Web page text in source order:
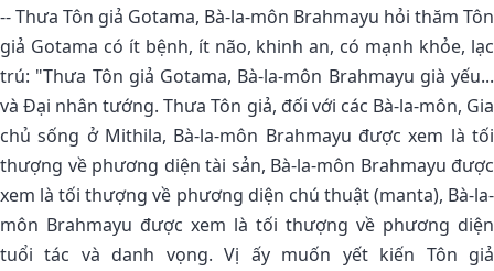
-- Thưa Tôn giả Gotama, Bà-la-môn Brahmayu hỏi thăm Tôn
giả Gotama có ít bệnh, ít não, khinh an, có mạnh khỏe, lạc
trú: "Thưa Tôn giả Gotama, Bà-la-môn Brahmayu già yếu...
và Ðại nhân tướng. Thưa Tôn giả, đối với các Bà-la-môn, Gia
chủ sống ở Mithila, Bà-la-môn Brahmayu được xem là tối
thượng về phương diện tài sản, Bà-la-môn Brahmayu được
xem là tối thượng về phương diện chú thuật (manta), Bà-la-
môn Brahmayu được xem là tối thượng về phương diện
tuổi tác và danh vọng. Vị ấy muốn yết kiến Tôn giả